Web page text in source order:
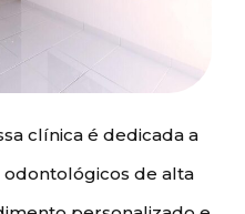
clínica é dedicada a
de alta